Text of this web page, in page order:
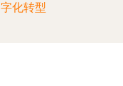
字化转型